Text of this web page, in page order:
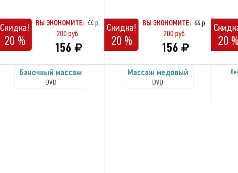
Скидка!
20 %
ВЫ ЭКОНОМИТЕ: 44 р.
200 руб.
156
Скидка!
20 %
ВЫ ЭКОНОМИТЕ: 44 р.
200 руб.
156 20 %
Баночный массаж
DVD
Массаж медовый
DVD